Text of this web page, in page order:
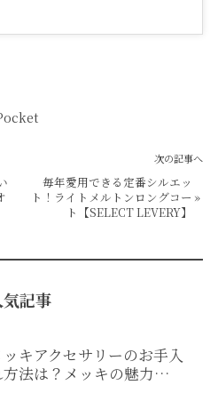
次の記事へ
毎年愛用できる定番シルエッ
ト！ライトメルトンロングコー
ト【SELECT LEVERY】
»
気記事
ッキアクセサリーのお手入
方法は？メッキの魅力…